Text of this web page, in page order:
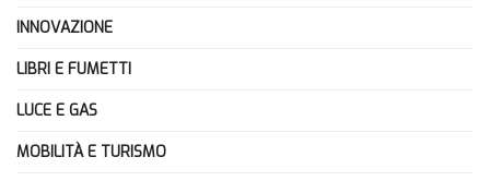
INNOVAZIONE
LIBRI E FUMETTI
LUCE E GAS
MOBILITÀ E TURISMO